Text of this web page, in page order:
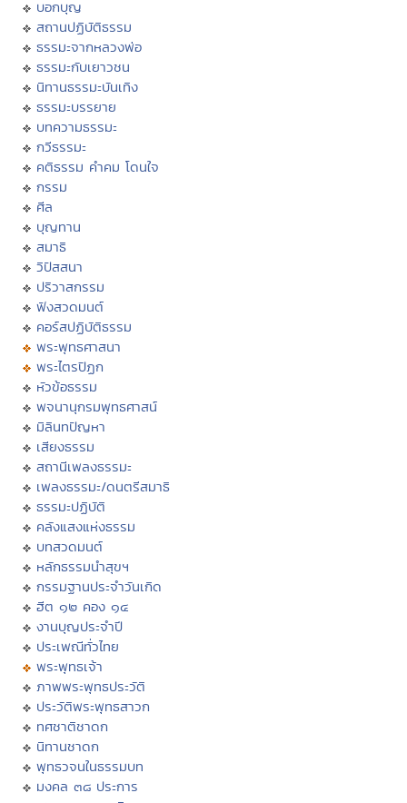
บอกบุญ
สถานปฏิบัติธรรม
ธรรมะจากหลวงพ่อ
ธรรมะกับเยาวชน
นิทานธรรมะบันเทิง
ธรรมะบรรยาย
บทความธรรมะ
กวีธรรมะ
คติธรรม คำคม โดนใจ
กรรม
ศีล
บุญทาน
สมาธิ
วิปัสสนา
ปริวาสกรรม
ฟังสวดมนต์
คอร์สปฏิบัติธรรม
พระพุทธศาสนา
พระไตรปิฏก
หัวข้อธรรม
พจนานุกรมพุทธศาสน์
มิลินทปัญหา
เสียงธรรม
สถานีเพลงธรรมะ
เพลงธรรมะ/ดนตรีสมาธิ
ธรรมะปฏิบัติ
คลังแสงแห่งธรรม
บทสวดมนต์
หลักธรรมนำสุขฯ
กรรมฐานประจำวันเกิด
ฮีต ๑๒ คอง ๑๔
งานบุญประจำปี
ประเพณีทั่วไทย
พระพุทธเจ้า
ภาพพระพุทธประวัติ
ประวัติพระพุทธสาวก
ทศชาติชาดก
นิทานชาดก
พุทธวจนในธรรมบท
มงคล ๓๘ ประการ